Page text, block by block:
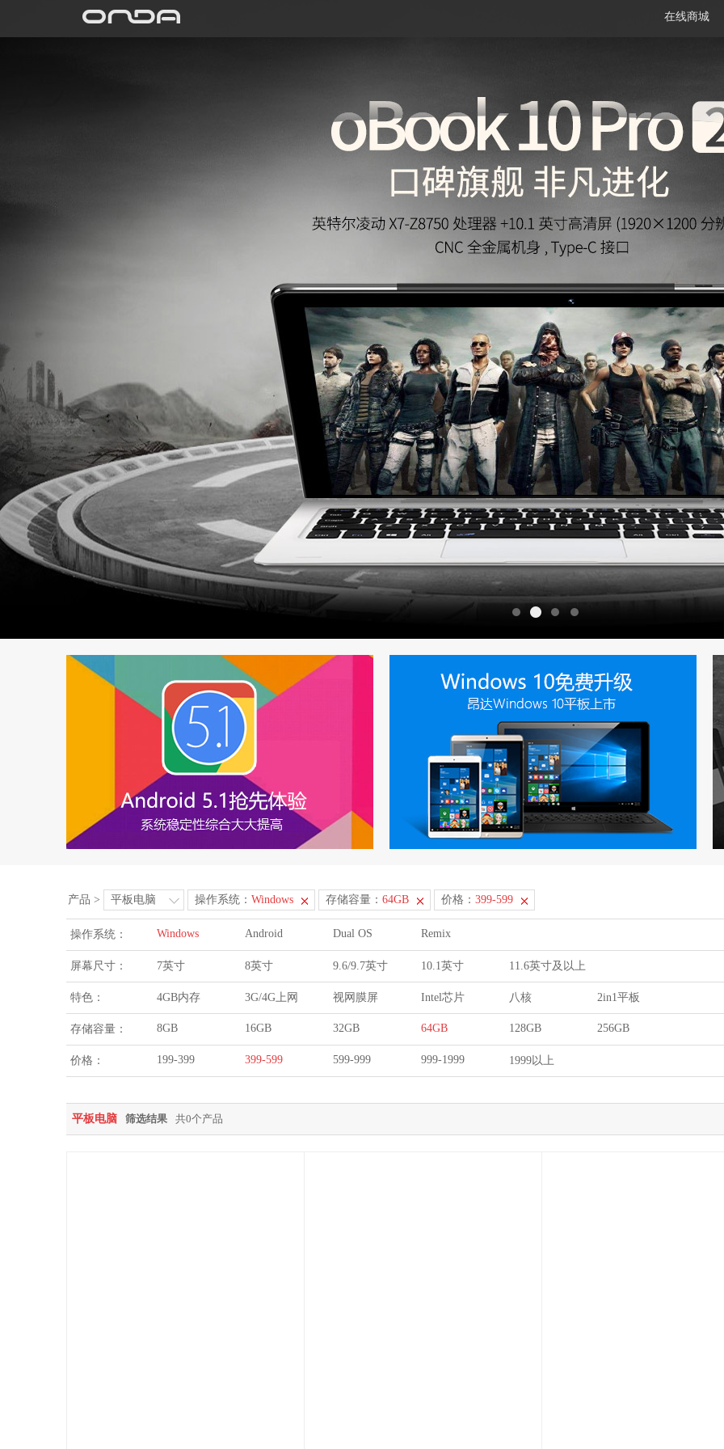
在线商城
笔记本 平板电脑 一体机
产品 > 平板电脑 操作系统： Windows 存储容量： 64GB 价格： 399-599
操作系统： Windows Android Dual OS Remix
屏幕尺寸： 7英寸 8英寸 9.6/9.7英寸 10.1英寸 11.6英寸及以上
特色： 4GB内存 3G/4G上网 视网膜屏 Intel芯片 八核 2in1平板
存储容量： 8GB 16GB 32GB 64GB 128GB 256GB
价格： 199-399 399-599 599-999 999-1999 1999以上
平板电脑 筛选结果 共0个产品